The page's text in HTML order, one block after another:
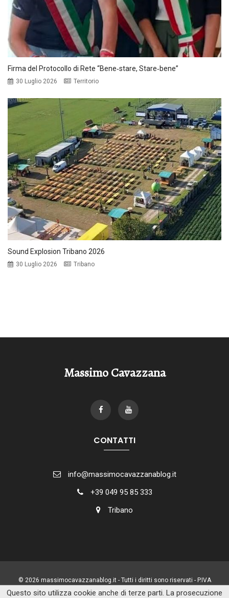
Firma del Protocollo di Rete “Bene‑stare, Stare‑bene”
30 Luglio 2026 Territorio
Sound Explosion Tribano 2026
30 Luglio 2026 Tribano
Massimo Cavazzana
CONTATTI
info@massimocavazzanablog.it
+39 049 95 85 333
Tribano
© 2026 massimocavazzanablog.it - Tutti i diritti sono riservati - P.IVA
02493110288
Questo sito utilizza cookie anche di terze parti. La prosecuzione